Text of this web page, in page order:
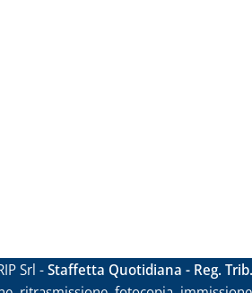
Srl -Staffetta Quotidiana - Reg.